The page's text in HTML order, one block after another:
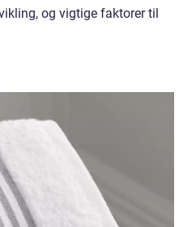
og vigtige faktorer til